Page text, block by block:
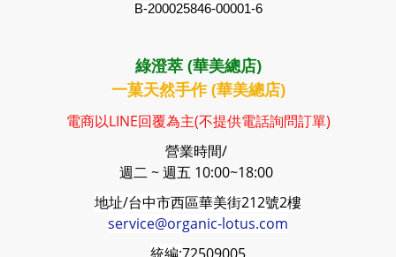
B-200025846-00001-6
綠澄萃 (華美總店)
一菓天然手作 (華美總店)
電商以LINE回覆為主(不提供電話詢問訂單)
營業時間/
週二 ~ 週五 10:00~18:00
地址/台中市西區華美街212號2樓
service@organic-lotus.com